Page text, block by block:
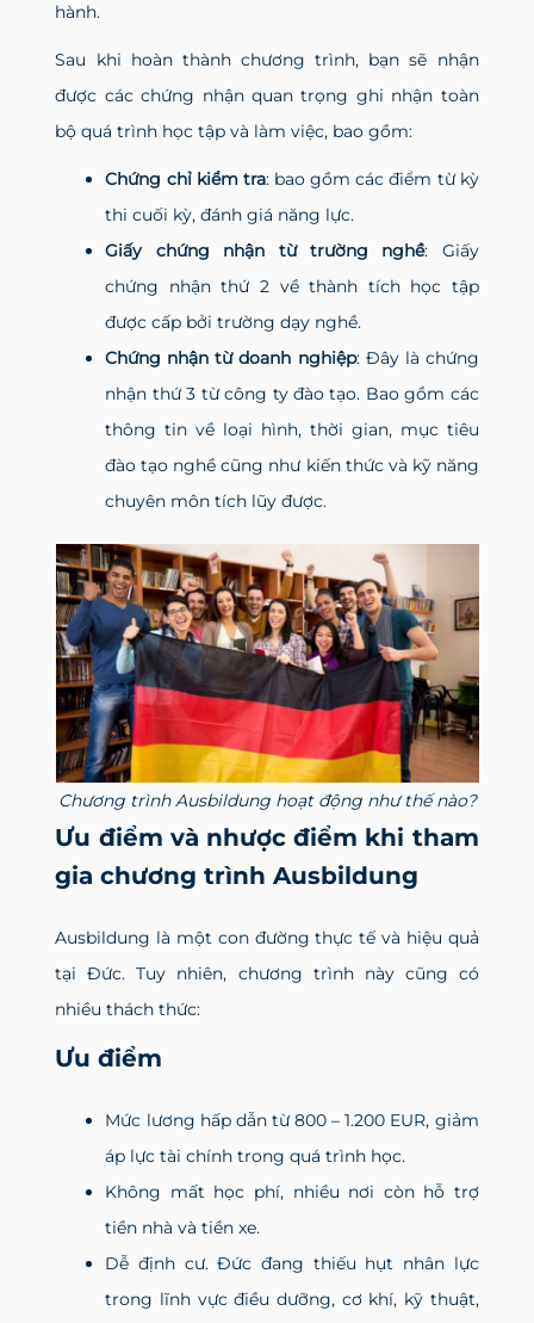
hành.
Sau khi hoàn thành chương trình, bạn sẽ nhận
được các chứng nhận quan trọng ghi nhận toàn
bộ quá trình học tập và làm việc, bao gồm:
Chứng chỉ kiểm tra: bao gồm các điểm từ kỳ
thi cuối kỳ, đánh giá năng lực.
Giấy chứng nhận từ trường nghề: Giấy
chứng nhận thứ 2 về thành tích học tập
được cấp bởi trường dạy nghề.
Chứng nhận từ doanh nghiệp: Đây là chứng
nhận thứ 3 từ công ty đào tạo. Bao gồm các
thông tin về loại hình, thời gian, mục tiêu
đào tạo nghề cũng như kiến thức và kỹ năng
chuyên môn tích lũy được.
Chương trình Ausbildung hoạt động như thế nào?
Ưu điểm và nhược điểm khi tham
gia chương trình Ausbildung
Ausbildung là một con đường thực tế và hiệu quả
tại Đức. Tuy nhiên, chương trình này cũng có
nhiều thách thức:
Ưu điểm
Mức lương hấp dẫn từ 800 – 1.200 EUR, giảm
áp lực tài chính trong quá trình học.
Không mất học phí, nhiều nơi còn hỗ trợ
tiền nhà và tiền xe.
Dễ định cư. Đức đang thiếu hụt nhân lực
trong lĩnh vực điều dưỡng, cơ khí, kỹ thuật,